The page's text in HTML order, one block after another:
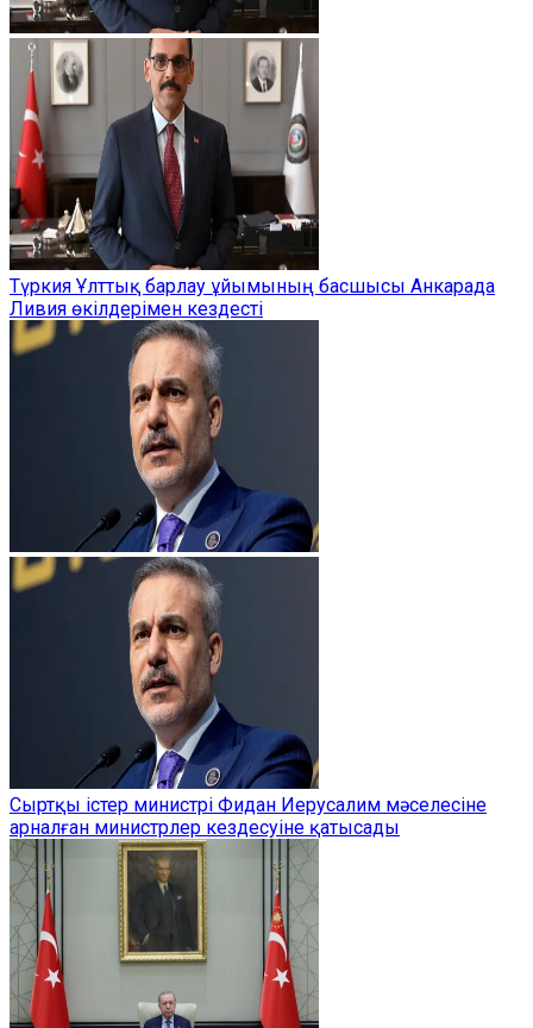
Түркия Ұлттық барлау ұйымының басшысы Анкарада
Ливия өкілдерімен кездесті
Сыртқы істер министрі Фидан Иерусалим мәселесіне
арналған министрлер кездесуіне қатысады